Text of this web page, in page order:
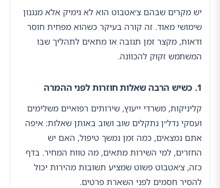
יש מקרים שבהם צ׳אטבוט הוא לא גימיק אלא מנגנון
שימושי מאוד. זה קורה בעיקר כשהוא מפחית חוסר
ודאות, מקצר זמן תגובה או מתאים לתהליך שבו
המשתמש זקוק להכוונה.
1. כשיש הרבה שאלות חוזרות לפני ההמרה
קליניקות, משרדי ייעוץ, שירותים רפואיים משלימים
ועסקי נדל״ן נתקלים שוב ושוב באותן שאלות: איפה
אתם נמצאים, כמה זמן נמשך טיפול, האם יש
החזרים, למי השירות מתאים, מה טווח המחיר. בדף
כזה, צ׳אטבוט פשוט שמציע תשובות מהירות יכול
להסיר חסמים לפני השארת פרטים.